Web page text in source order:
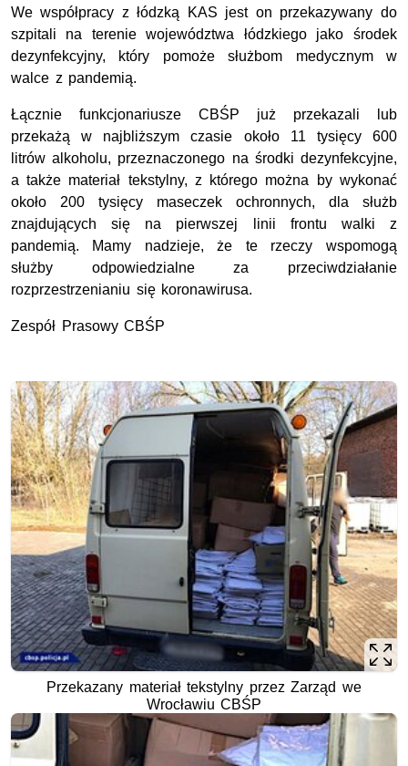
We współpracy z łódzką KAS jest on przekazywany do
szpitali na terenie województwa łódzkiego jako środek
dezynfekcyjny, który pomoże służbom medycznym w
walce z pandemią.
Łącznie funkcjonariusze CBŚP już przekazali lub
przekażą w najbliższym czasie około 11 tysięcy 600
litrów alkoholu, przeznaczonego na środki dezynfekcyjne,
a także materiał tekstylny, z którego można by wykonać
około 200 tysięcy maseczek ochronnych, dla służb
znajdujących się na pierwszej linii frontu walki z
pandemią. Mamy nadzieje, że te rzeczy wspomogą
służby odpowiedzialne za przeciwdziałanie
rozprzestrzenianiu się koronawirusa.
Zespół Prasowy CBŚP
Przekazany materiał tekstylny przez Zarząd we
Wrocławiu CBŚP